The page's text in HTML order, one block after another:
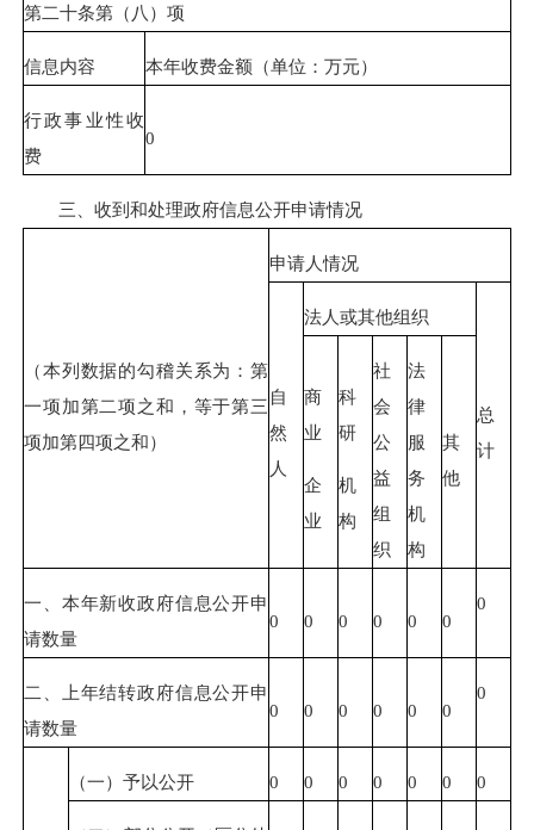
第二十条第（八）项
信息内容 本年收费金额（单位：万元）
行政事业性收
费
0
三、收到和处理政府信息公开申请情况
（本列数据的勾稽关系为：第
一项加第二项之和，等于第三
项加第四项之和）
申请人情况
自
然
人
法人或其他组织
总
计
商
业
企
业
科
研
机
构
社
会
公
益
组
织
法
律
服
务
机
构
其
他
一、本年新收政府信息公开申
请数量
0 0 0 0 0 0
0
二、上年结转政府信息公开申
请数量
0 0 0 0 0 0
0
（一）予以公开 0 0 0 0 0 0 0